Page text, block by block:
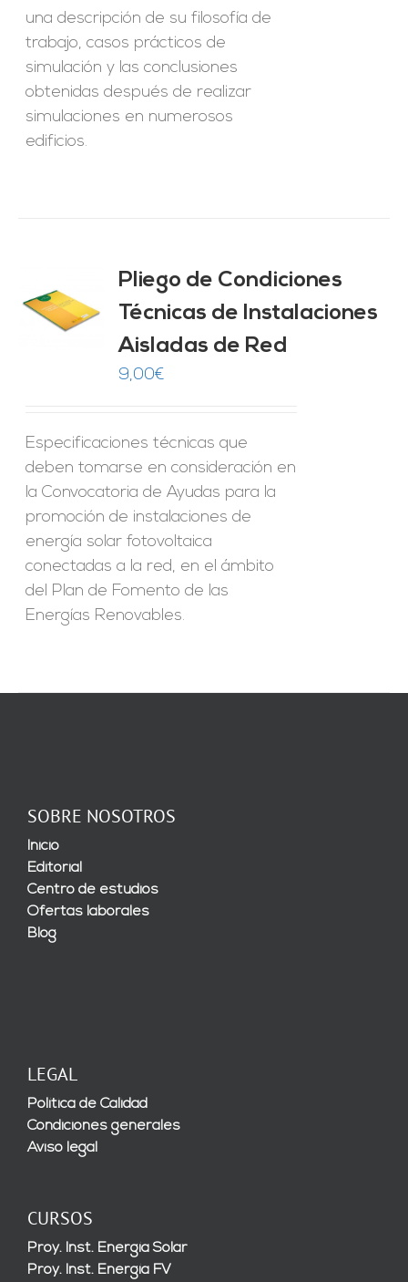
una descripción de su filosofía de
trabajo, casos prácticos de
simulación y las conclusiones
obtenidas después de realizar
simulaciones en numerosos
edificios.
Pliego de Condiciones
Técnicas de Instalaciones
Aisladas de Red
9,00€
Especificaciones técnicas que
deben tomarse en consideración en
la Convocatoria de Ayudas para la
promoción de instalaciones de
energía solar fotovoltaica
conectadas a la red, en el ámbito
del Plan de Fomento de las
Energías Renovables.
SOBRE NOSOTROS
Inicio
Editorial
Centro de estudios
Ofertas laborales
Blog
LEGAL
Política de Calidad
Condiciones generales
Aviso legal
CURSOS
Proy. Inst. Energía Solar
Proy. Inst. Energía FV